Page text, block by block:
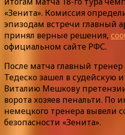
«Зенита». Комиссия
эпизодам встречи главный
принял верные решения,
официальном сайте РФС.
После матча главный
Тедеско зашел в судейскую и
Виталию Мешкову
ворота хозяев пенальти. По
немецкого тренера вывели
безопасности «Зенита».